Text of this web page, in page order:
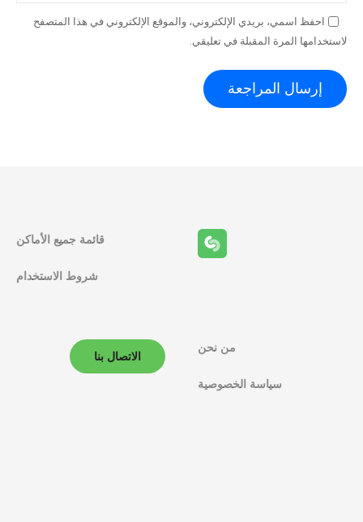
احفظ اسمي، بريدي الإلكتروني، والموقع الإلكتروني في هذا المتصفح
لاستخدامها المرة المقبلة في تعليقي.
قائمة جميع الأماكن
شروط الاستخدام
من نحن
سياسة الخصوصية
الاتصال بنا